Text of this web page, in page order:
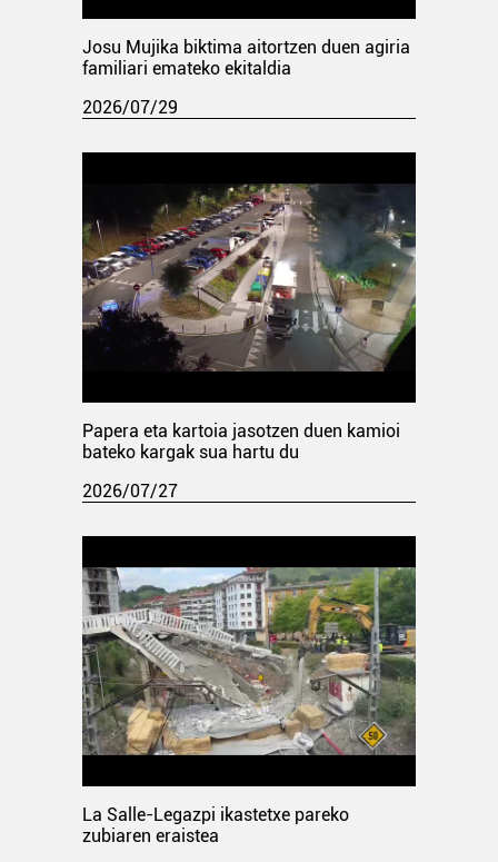
Josu Mujika biktima aitortzen duen agiria
familiari emateko ekitaldia
2026/07/29
Papera eta kartoia jasotzen duen kamioi
bateko kargak sua hartu du
2026/07/27
La Salle-Legazpi ikastetxe pareko
zubiaren eraistea